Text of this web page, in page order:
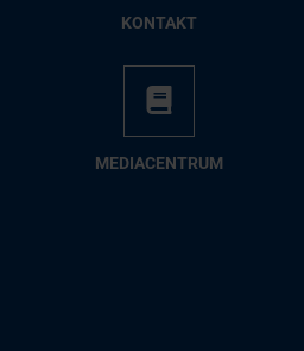
KON­TAKT
ME­DIA­CEN­TRUM